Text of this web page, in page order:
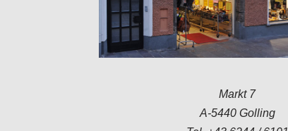
Markt 7
A-5440 Golling